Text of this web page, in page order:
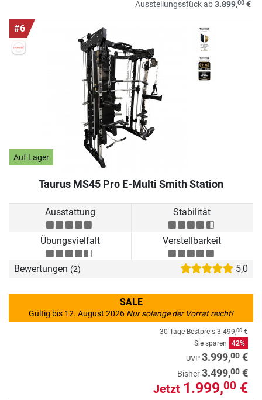
Ausstellungsstück ab3.899,00 €
#6
Auf Lager
Taurus MS45 Pro E-Multi Smith Station
Ausstattung Stabilität
Übungsvielfalt Verstellbarkeit
Bewertungen (2) 5,0
SALE
Gültig bis 12. August 2026 Nur solange der Vorrat reicht!
30-Tage-Bestpreis 3.499,00 €
Sie sparen
42%
UVP 3.999,00 €
Bisher3.499,00 €
Jetzt 1.999,00 €